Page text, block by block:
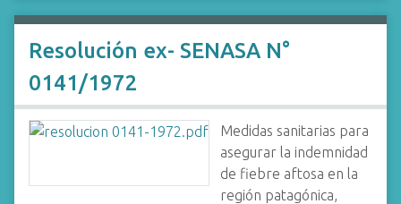
Resolución ex- SENASA N°
0141/1972
Medidas sanitarias para
asegurar la indemnidad
de fiebre aftosa en la
región patagónica,